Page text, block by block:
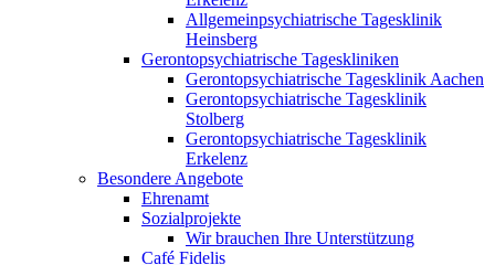
Allgemeinpsychiatrische Tagesklinik
Heinsberg
Gerontopsychiatrische Tageskliniken
Gerontopsychiatrische Tagesklinik Aachen
Gerontopsychiatrische Tagesklinik
Stolberg
Gerontopsychiatrische Tagesklinik
Erkelenz
Besondere Angebote
Ehrenamt
Sozialprojekte
Wir brauchen Ihre Unterstützung
Café Fidelis